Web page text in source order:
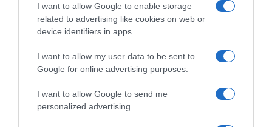
I want to allow Google to enable storage
related to advertising like cookies on web or
device identifiers in apps.
I want to allow my user data to be sent to
Google for online advertising purposes.
I want to allow Google to send me
personalized advertising.